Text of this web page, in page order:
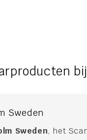
Sweden
Sweden, het